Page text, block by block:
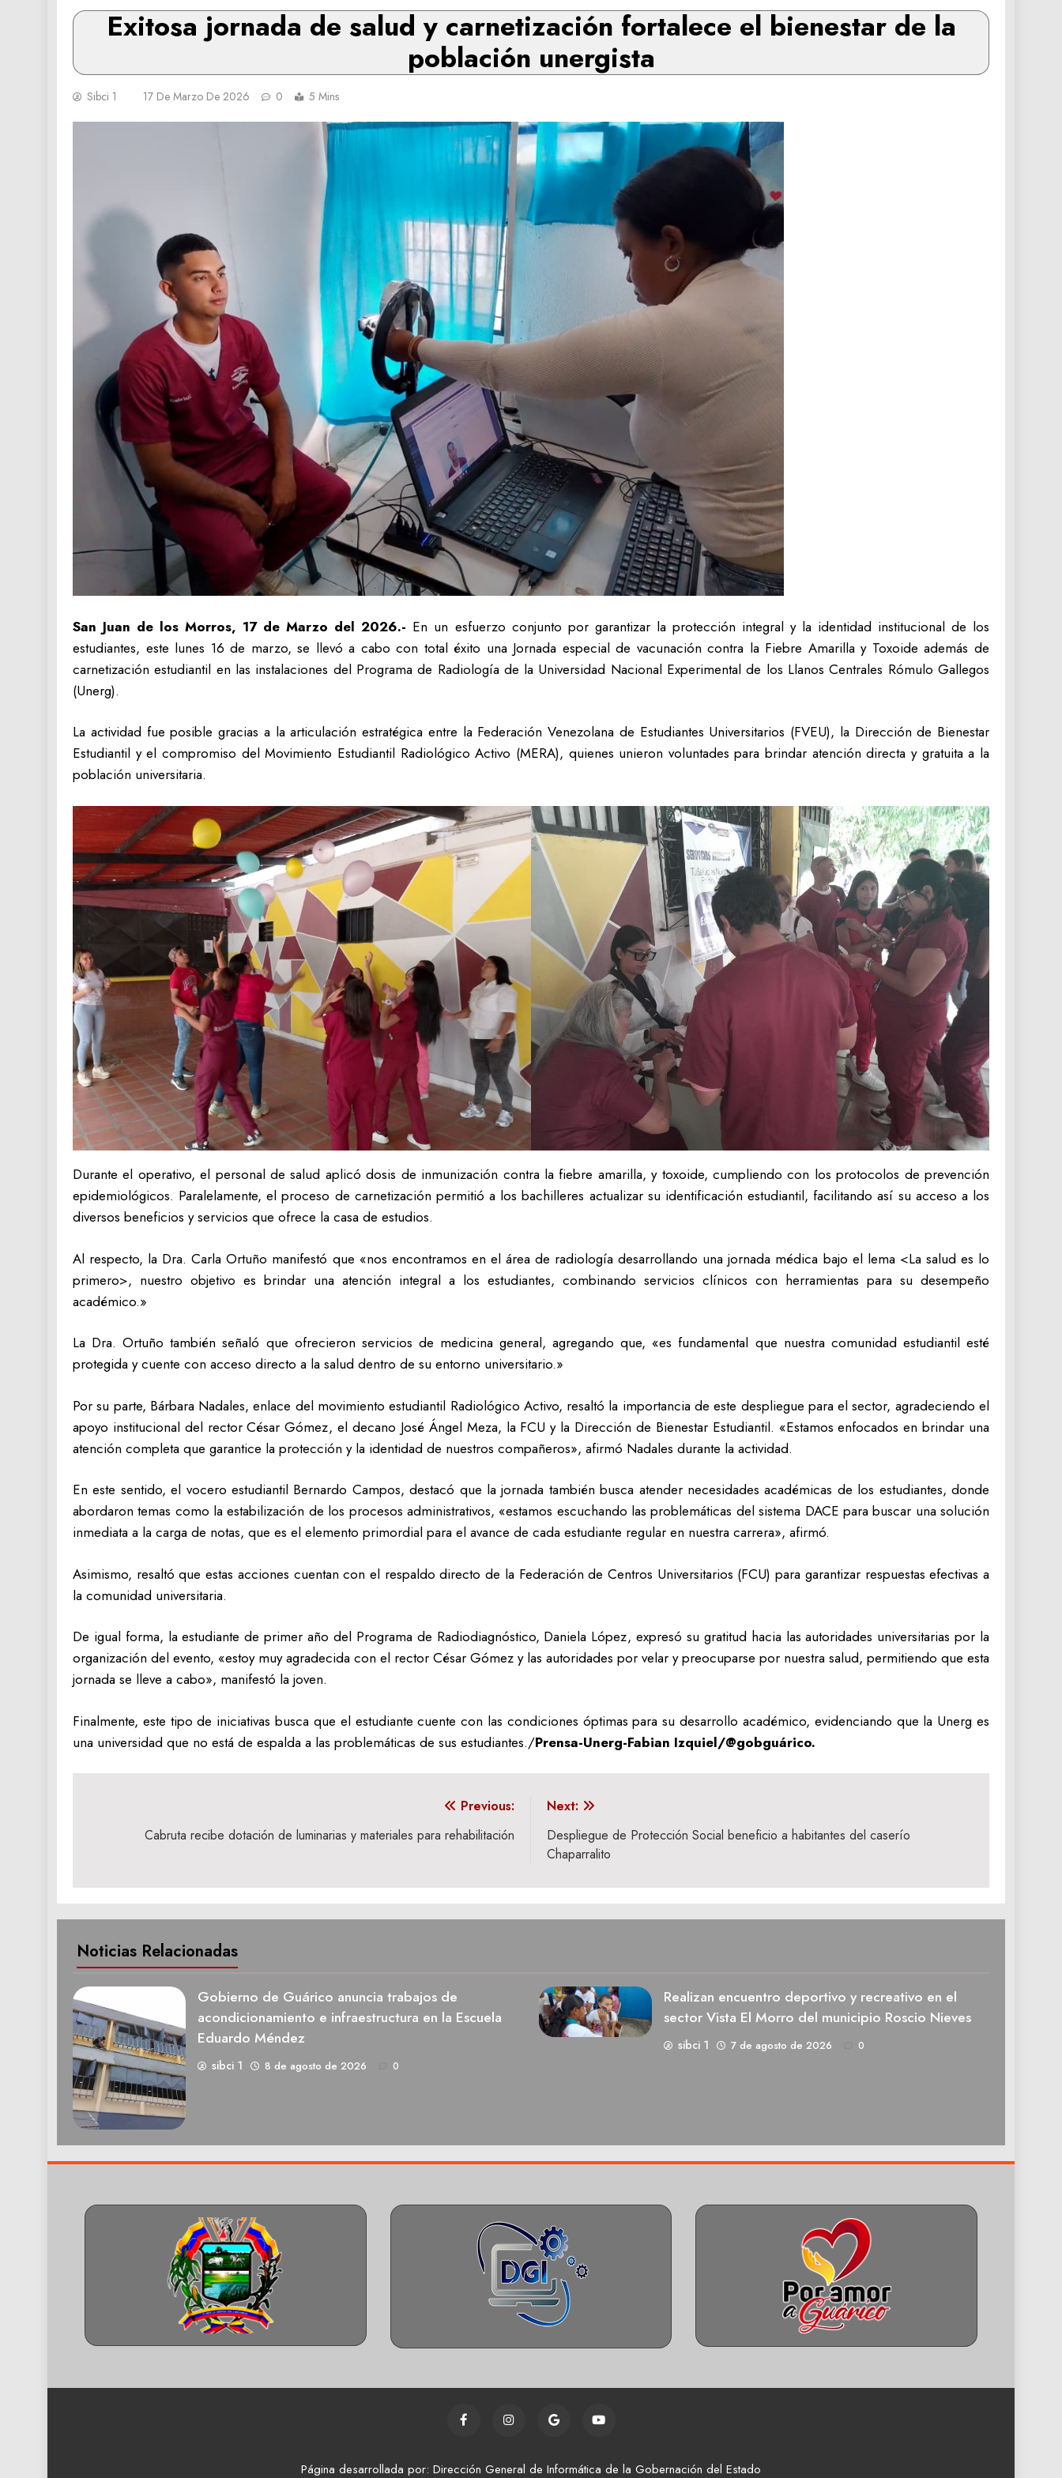
Exitosa jornada de salud y carnetización fortalece el bienestar de la
población unergista
Sibci 1 17 De Marzo De 2026 0 5 Mins
​San Juan de los Morros, 17 de Marzo del 2026.- En un esfuerzo conjunto por garantizar la protección integral y la identidad institucional de los
estudiantes, este lunes 16 de marzo, se llevó a cabo con total éxito una Jornada especial de vacunación contra la Fiebre Amarilla y Toxoide además de
carnetización estudiantil en las instalaciones del Programa de Radiología de la Universidad Nacional Experimental de los Llanos Centrales Rómulo Gallegos
(Unerg).
​La actividad fue posible gracias a la articulación estratégica entre la Federación Venezolana de Estudiantes Universitarios (FVEU), la Dirección de Bienestar
Estudiantil y el compromiso del Movimiento Estudiantil Radiológico Activo (MERA), quienes unieron voluntades para brindar atención directa y gratuita a la
población universitaria.
​Durante el operativo, el personal de salud aplicó dosis de inmunización contra la fiebre amarilla, y toxoide, cumpliendo con los protocolos de prevención
epidemiológicos. Paralelamente, el proceso de carnetización permitió a los bachilleres actualizar su identificación estudiantil, facilitando así su acceso a los
diversos beneficios y servicios que ofrece la casa de estudios.
Al respecto, la Dra. Carla Ortuño manifestó que «nos encontramos en el área de radiología desarrollando una jornada médica bajo el lema <La salud es lo
primero>, nuestro objetivo es brindar una atención integral a los estudiantes, combinando servicios clínicos con herramientas para su desempeño
académico.»
​La Dra. Ortuño también señaló que ofrecieron servicios de medicina general, agregando que, «es fundamental que nuestra comunidad estudiantil esté
protegida y cuente con acceso directo a la salud dentro de su entorno universitario.»
Por su parte, Bárbara Nadales, enlace del movimiento estudiantil Radiológico Activo, resaltó la importancia de este despliegue para el sector, agradeciendo el
apoyo institucional del rector César Gómez, el decano José Ángel Meza, la FCU y la Dirección de Bienestar Estudiantil. «Estamos enfocados en brindar una
atención completa que garantice la protección y la identidad de nuestros compañeros», afirmó Nadales durante la actividad.
En este sentido, el vocero estudiantil Bernardo Campos, destacó que la jornada también busca atender necesidades académicas de los estudiantes, donde
abordaron temas como la estabilización de los procesos administrativos, «estamos escuchando las problemáticas del sistema DACE para buscar una solución
inmediata a la carga de notas, que es el elemento primordial para el avance de cada estudiante regular en nuestra carrera», afirmó.
Asimismo, resaltó que estas acciones cuentan con el respaldo directo de la Federación de Centros Universitarios (FCU) para garantizar respuestas efectivas a
la comunidad universitaria.
De igual forma, la estudiante de primer año del Programa de Radiodiagnóstico, Daniela López, expresó su gratitud hacia las autoridades universitarias por la
organización del evento, «estoy muy agradecida con el rector César Gómez y las autoridades por velar y preocuparse por nuestra salud, permitiendo que esta
jornada se lleve a cabo», manifestó la joven.
Finalmente, este tipo de iniciativas busca que el estudiante cuente con las condiciones óptimas para su desarrollo académico, evidenciando que la Unerg es
una universidad que no está de espalda a las problemáticas de sus estudiantes./Prensa-Unerg-Fabian Izquiel/@gobguárico.
Previous:
‎Cabruta recibe dotación de luminarias y materiales para rehabilitación
Next:
Despliegue de Protección Social beneficio a habitantes del caserío
Chaparralito
Noticias Relacionadas
Gobierno de Guárico anuncia trabajos de
acondicionamiento e infraestructura en la Escuela
Eduardo Méndez
sibci 1 8 de agosto de 2026 0
Realizan encuentro deportivo y recreativo en el
sector Vista El Morro del municipio Roscio Nieves
sibci 1 7 de agosto de 2026 0
Página desarrollada por: Dirección General de Informática de la Gobernación del Estado